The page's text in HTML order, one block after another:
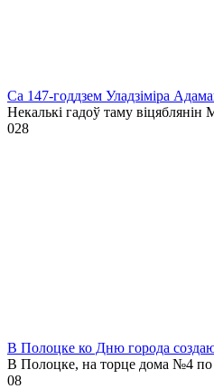
Са 147-годдзем Уладзіміра
Некалькі гадоў таму віцяблянін
028
В Полоцке ко Дню города
В Полоцке, на торце дома №4 по
08